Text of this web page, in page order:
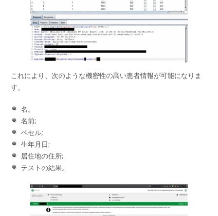
これにより、次のような機密性の高い患者情報が可能になりま
す。
名。
名前;
ペセル;
生年月日;
居住地の住所;
テストの結果。